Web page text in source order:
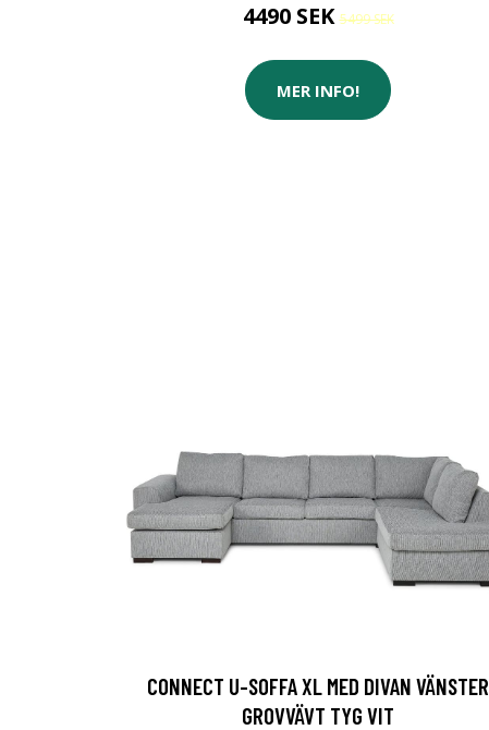
4490 SEK5499 SEK
MER INFO!
CONNECT U-SOFFA XL MED DIVAN VÄNSTER
GROVVÄVT TYG VIT